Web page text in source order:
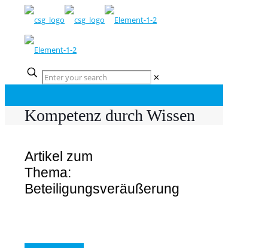
✕
Kompetenz durch Wissen
Artikel zum
Thema:
Beteiligungsveräußerung